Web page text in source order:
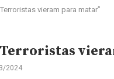
vieram para matar”
2024